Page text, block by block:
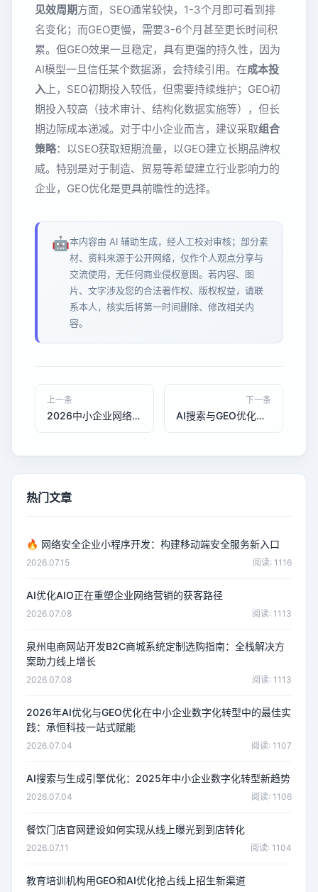
见效周期方面，SEO通常较快，1-3个月即可看到排
名变化；而GEO更慢，需要3-6个月甚至更长时间积
累。但GEO效果一旦稳定，具有更强的持久性，因为
AI模型一旦信任某个数据源，会持续引用。在成本投
入 上，SEO初期投入较低，但需要持续维护；GEO初
期投入较高（技术审计、结构化数据实施等），但长
期边际成本递减。对于中小企业而言，建议采取组合
策略：以SEO获取短期流量，以GEO建立长期品牌权
威。特别是对于制造、贸易等希望建立行业影响力的
企业，GEO优化是更具前瞻性的选择。
🤖本内容由 AI 辅助生成，经人工校对审核；部分素
材、资料来源于公开网络，仅作个人观点分享与
交流使用，无任何商业侵权意图。若内容、图
片、文字涉及您的合法著作权、版权权益，请联
系本人，核实后将第一时间删除、修改相关内
容。
上一条
2026中小企业网络推广与电商平台选购指南：从SEO到GEO的全域获客策略
下一条
AI搜索与GEO优化：2025年企业数字化营销新趋势
热门文章
🔥 网络安全企业小程序开发：构建移动端安全服务新入口
2026.07.15 阅读: 1116
AI优化AIO正在重塑企业网络营销的获客路径
2026.07.08 阅读: 1113
泉州电商网站开发B2C商城系统定制选购指南：全栈解决方
案助力线上增长
2026.07.08 阅读: 1113
2026年AI优化与GEO优化在中小企业数字化转型中的最佳实
践：承恒科技一站式赋能
2026.07.04 阅读: 1107
AI搜索与生成引擎优化：2025年中小企业数字化转型新趋势
2026.07.04 阅读: 1106
餐饮门店官网建设如何实现从线上曝光到到店转化
2026.07.11 阅读: 1104
教育培训机构用GEO和AI优化抢占线上招生新渠道